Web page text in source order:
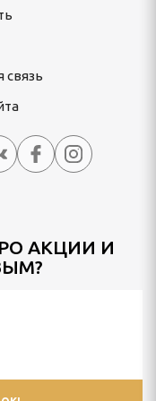
связь
АКЦИИ И